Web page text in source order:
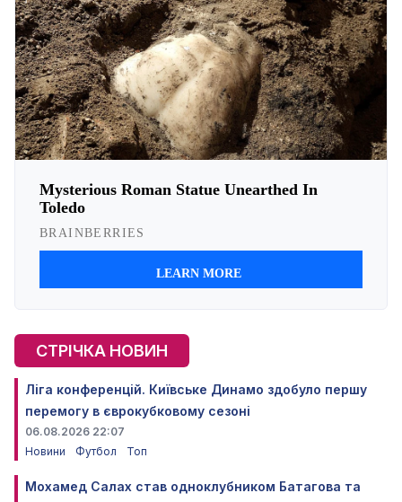
СТРІЧКА НОВИН
Ліга конференцій. Київське Динамо здобуло першу
перемогу в єврокубковому сезоні
06.08.2026 22:07
Новини
Футбол Топ
Мохамед Салах став одноклубником Батагова та